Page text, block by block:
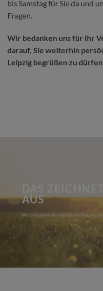
bis Samstag für Sie da und
Fragen.
Wir bedanken uns für Ihr
darauf, Sie weiterhin
Leipzig begrüßen zu
AUS
Wir sind gerne für euch da bei Fragen